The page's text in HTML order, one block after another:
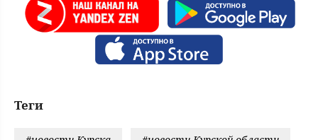
Теги